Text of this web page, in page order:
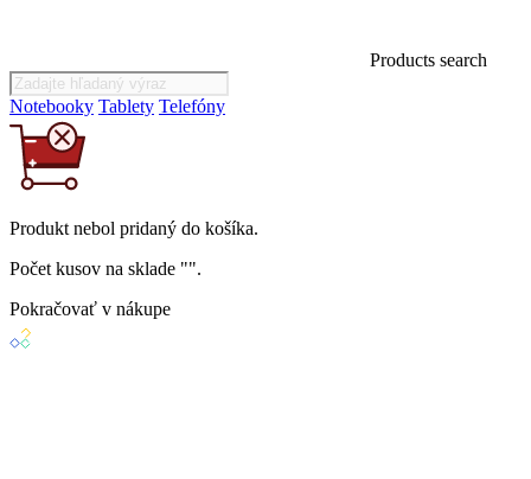
Products search
Notebooky Tablety Telefóny
Produkt nebol pridaný do košíka.
Počet kusov na sklade "".
Pokračovať v nákupe